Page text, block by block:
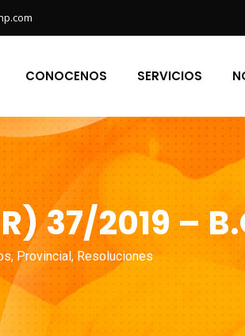
CONOCENOS SERVICIOS
37/2019 –
, Provincial,Resoluciones